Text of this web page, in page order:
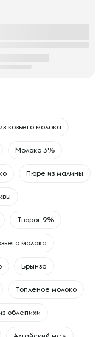
козьего молока
Молоко 3%
Пюре из малины
Творог 9%
молока
Брынза
Топленое молоко
облепихи